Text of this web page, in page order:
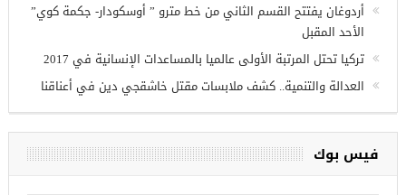
وزير الدفاع التركي يبحث مع نظيره الروسي القضايا الأمنية
الإقليمية
تركيا تنشئ 3 مستشفيات في مناطق درع الفرات بسوريا
أردوغان يفتتح القسم الثاني من خط مترو ” أوسكودار- جكمة كوي”
الأحد المقبل
تركيا تحتل المرتبة الأولى عالميا بالمساعدات الإنسانية في 2017
العدالة والتنمية.. كشف ملابسات مقتل خاشقجي دين في أعناقنا